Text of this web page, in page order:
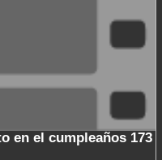
en el cumpleaños 173